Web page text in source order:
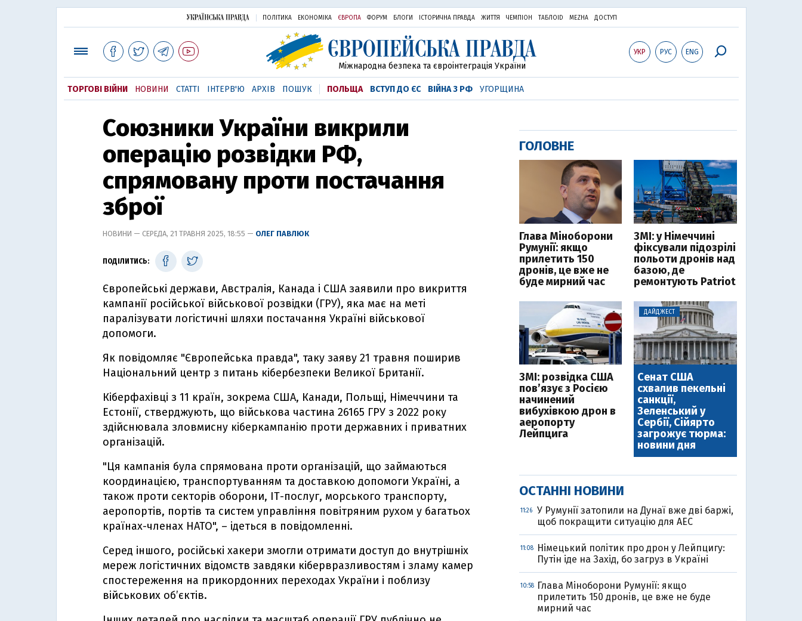
ПОЛІТИКА ЕКОНОМІКА ЄВРОПА ФОРУМ БЛОГИ ІСТОРИЧНА ПРАВДА ЖИТТЯ ЧЕМПІОН ТАБЛОID MEZHA ДОСТУП
УКР РУС ENG
Міжнародна безпека та євроінтеграція України
ТОРГОВІ ВІЙНИ НОВИНИ СТАТТІ ІНТЕРВ'Ю АРХІВ ПОШУК ПОЛЬЩА ВСТУП ДО ЄС ВІЙНА З РФ УГОРЩИНА
Союзники України викрили
операцію розвідки РФ,
спрямовану проти постачання
зброї
НОВИНИ — СЕРЕДА, 21 ТРАВНЯ 2025, 18:55 — ОЛЕГ ПАВЛЮК
ПОДІЛИТИСЬ:
Європейські держави, Австралія, Канада і США заявили про викриття
кампанії російської військової розвідки (ГРУ), яка має на меті
паралізувати логістичні шляхи постачання Україні військової
допомоги.
Як повідомляє "Європейська правда", таку заяву 21 травня поширив
Національний центр з питань кібербезпеки Великої Британії.
Кіберфахівці з 11 країн, зокрема США, Канади, Польщі, Німеччини та
Естонії, стверджують, що військова частина 26165 ГРУ з 2022 року
здійснювала зловмисну кіберкампанію проти державних і приватних
організацій.
"Ця кампанія була спрямована проти організацій, що займаються
координацією, транспортуванням та доставкою допомоги Україні, а
також проти секторів оборони, ІТ-послуг, морського транспорту,
аеропортів, портів та систем управління повітряним рухом у багатьох
країнах-членах НАТО", – ідеться в повідомленні.
Серед іншого, російські хакери змогли отримати доступ до внутрішніх
мереж логістичних відомств завдяки кібервразливостям і зламу камер
спостереження на прикордонних переходах України і поблизу
військових обʼєктів.
ГОЛОВНЕ
Глава Міноборони
Румунії: якщо
прилетить 150
дронів, це вже не
буде мирний час
ЗМІ: у Німеччині
фіксували підозрілі
польоти дронів над
базою, де
ремонтують Patriot
ЗМІ: розвідка США
пов’язує з Росією
начинений
вибухівкою дрон в
аеропорту
Лейпцига
ДАЙДЖЕСТ
Сенат США
схвалив пекельні
санкції,
Зеленський у
Сербії, Сійярто
загрожує тюрма:
новини дня
ОСТАННІ НОВИНИ
11:26
У Румунії затопили на Дунаї вже дві баржі,
щоб покращити ситуацію для АЕС
11:08
Німецький політик про дрон у Лейпцигу:
Путін іде на Захід, бо загруз в Україні
10:58
Глава Міноборони Румунії: якщо
прилетить 150 дронів, це вже не буде
мирний час